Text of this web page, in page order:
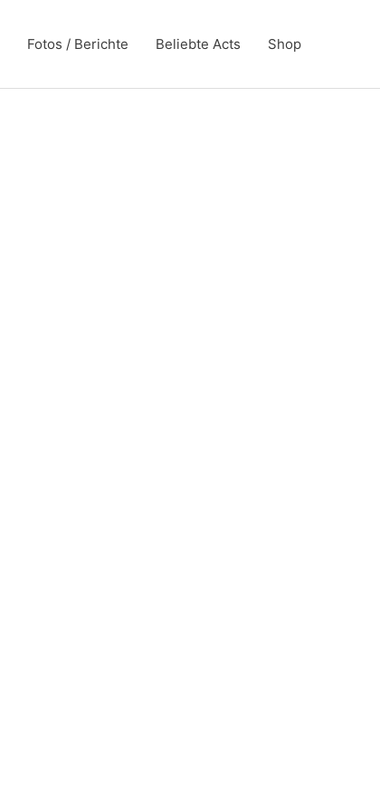
Fotos / Berichte Beliebte Acts Shop